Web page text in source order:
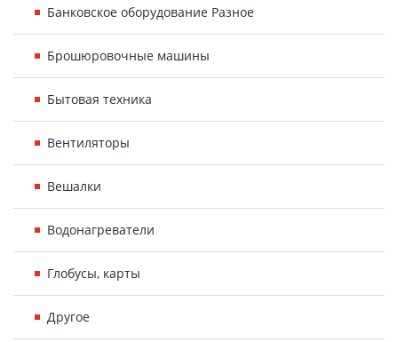
Банковское оборудование Разное
Брошюровочные машины
Бытовая техника
Вентиляторы
Вешалки
Водонагреватели
Глобусы, карты
Другое